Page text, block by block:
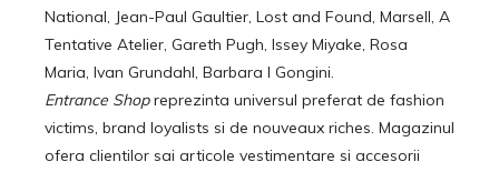
National, Jean-Paul Gaultier, Lost and Found, Marsell, A
Tentative Atelier, Gareth Pugh, Issey Miyake, Rosa
Maria, Ivan Grundahl, Barbara I Gongini.
Entrance Shopreprezinta universul preferat de fashion
victims, brand loyalists si de nouveaux riches. Magazinul
ofera clientilor sai articole vestimentare si accesorii